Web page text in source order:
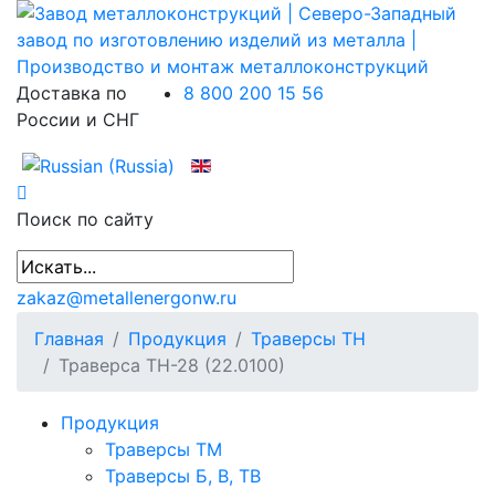
Доставка по
России и СНГ
8 800 200 15 56
Поиск по сайту
zakaz@metallenergonw.ru
Главная
Продукция
Траверсы ТН
Траверса ТН-28 (22.0100)
Продукция
Траверсы ТМ
Траверсы Б, В, ТВ